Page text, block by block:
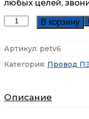
любых целей,
Количество
ПЭТВ-2
мм
В корзину
Артикул: petv6
Категория: Провод
Описание